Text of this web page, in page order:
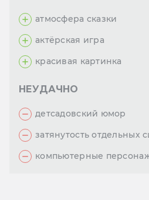
атмосфера сказки
актёрская игра
красивая картинка
НЕУДАЧНО
детсадовский юмор
затянутость отдельных
компьютерные